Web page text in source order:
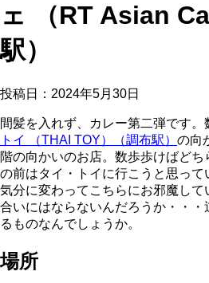
ェ （RT Asian
駅）
投稿日： 2024年5月30日
間髪を入れず、カレー第二弾です。
トイ （THAI TOY）（調布駅） の向
階の向かいのお店。数歩歩けばどち
の前はタイ・トイに行こうと思っ
気分に変わってこちらにお邪魔して
合いにはならないんだろうか・・
るものなんでしょうか。
場所